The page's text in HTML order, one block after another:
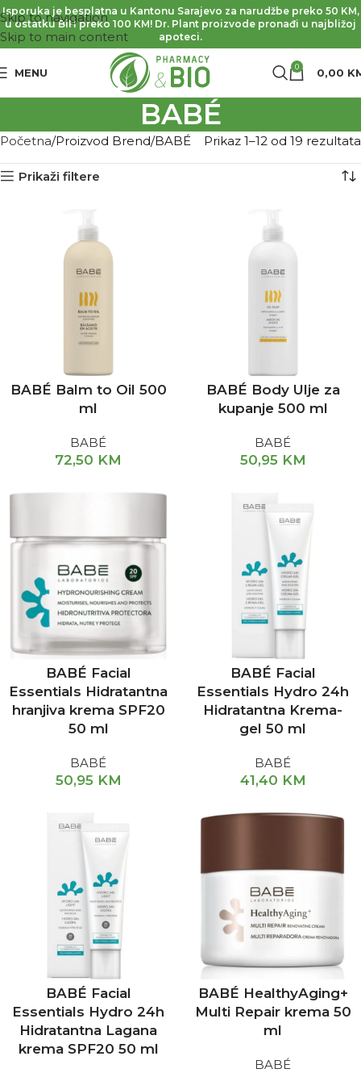
Skip to navigation
Skip to main content
Isporuka je besplatna u Kantonu Sarajevo za narudžbe preko 50 KM,
u ostatku BiH preko 100 KM! Dr. Plant proizvode pronađi u najbližoj
apoteci.
MENU 0 0,00
BABÉ
Početna Proizvod Brend BABÉ Prikaz 1–12 od 19 rezultata
Prikaži filtere
BABÉ Balm to Oil 500
ml
BABÉ
72,50 KM
BABÉ Body Ulje za
kupanje 500 ml
BABÉ
50,95 KM
BABÉ Facial
Essentials Hidratantna
hranjiva krema SPF20
50 ml
BABÉ
50,95 KM
BABÉ Facial
Essentials Hydro 24h
Hidratantna Krema-
gel 50 ml
BABÉ
41,40 KM
BABÉ Facial
Essentials Hydro 24h
Hidratantna Lagana
krema SPF20 50 ml
BABÉ HealthyAging+
Multi Repair krema 50
ml
BABÉ